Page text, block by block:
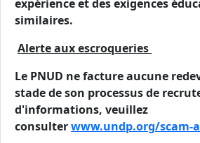
expérience et des exigences
similaires.
Alerte aux escroqueries
Le PNUD ne facture aucune
stade de son processus de
d'informations, veuillez
consulterwww.undp.org/scam-